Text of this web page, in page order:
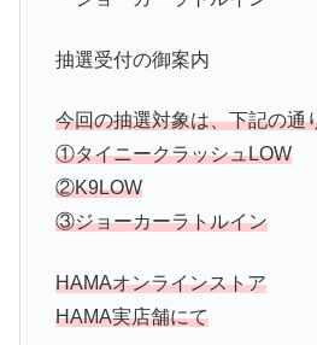
抽選受付の御案内
今回の抽選対象は、下記の通
①タイニークラッシュLOW
②K9LOW
③ジョーカーラトルイン
HAMAオンラインストア
HAMA実店舗にて